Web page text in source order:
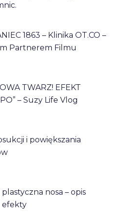
1863 – Klinika OT.CO –
Partnerem Filmu
TWARZ! EFEKT
– Suzy Life Vlog
i powiększania
nosa – opis
efekty